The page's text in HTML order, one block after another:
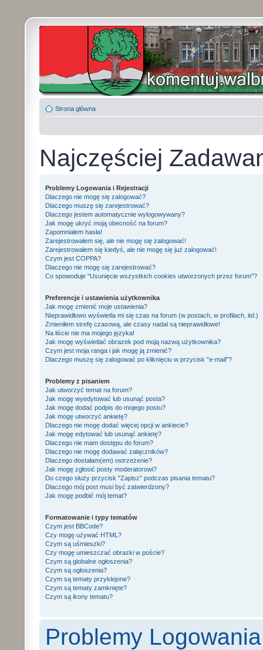
Strona główna
Najczęściej
Problemy Logowania i Rejestracji
Dlaczego nie mogę się zalogować?
Dlaczego muszę się zarejestrować?
Dlaczego jestem automatycznie wylogowywany?
Jak mogę ukryć moją obecność na forum?
Zapomniałem hasła!
Zarejestrowałem się, ale nie mogę się zalogować!
Zarejestrowałem się kiedyś, ale nie mogę się już zalogować!
Czym jest COPPA?
Dlaczego nie mogę się zarejestrować?
Co spowoduje "Usunięcie wszystkich cookies utworzonych przez forum"?
Preferencje i ustawienia użytkownika
Jak mogę zmienić moje ustawienia?
Nieprawidłowo wyświetla mi się czas na forum (w postach, w profilach, itd.)
Zmieniłem strefę czasową, ale czasy nadal są nieprawidłowe!
Na liście nie ma mojego języka!
Jak mogę wyświetlać obrazek pod moją nazwą użytkownika?
Czym jest moja ranga i jak mogę ją zmienić?
Dlaczego muszę się zalogować po kliknięciu w przycisk "e-mail"?
Problemy z pisaniem
Jak utworzyć temat na forum?
Jak mogę wyedytować lub usunąć posta?
Jak mogę dodać podpis do mojego postu?
Jak mogę utworzyć ankietę?
Dlaczego nie mogę dodać więcej opcji w ankiecie?
Jak mogę edytować lub usunąć ankietę?
Dlaczego nie mam dostępu do forum?
Dlaczego nie mogę dodawać załączników?
Dlaczego dostałam(em) ostrzeżenie?
Jak mogę zgłosić posty moderatorowi?
Do czego służy przycisk "Zapisz" podczas pisania tematu?
Dlaczego mój post musi być zatwierdzony?
Jak mogę podbić mój temat?
Formatowanie i typy tematów
Czym jest BBCode?
Czy mogę używać HTML?
Czym są uśmieszki?
Czy mogę umieszczać obrazki w poście?
Czym są globalne ogłoszenia?
Czym są ogłoszenia?
Czym są tematy przyklejone?
Czym są tematy zamknięte?
Czym są ikony tematu?
Problemy